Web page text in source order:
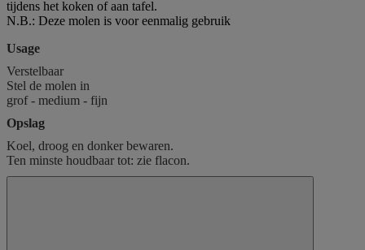
tijdens het koken of aan tafel.
N.B.: Deze molen is voor eenmalig gebruik
Usage
Verstelbaar
Stel de molen in
grof - medium - fijn
Opslag
Koel, droog en donker bewaren.
Ten minste houdbaar tot: zie flacon.